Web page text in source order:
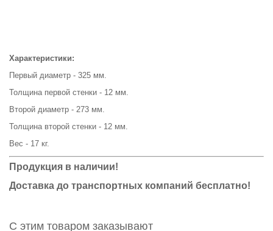
Характеристики:
Первый диаметр - 325 мм.
Толщина первой стенки - 12 мм.
Второй диаметр - 273 мм.
Толщина второй стенки - 12 мм.
Вес - 17 кг.
Продукция в наличии!
Доставка до транспортных компаний бесплатно!
С этим товаром заказывают